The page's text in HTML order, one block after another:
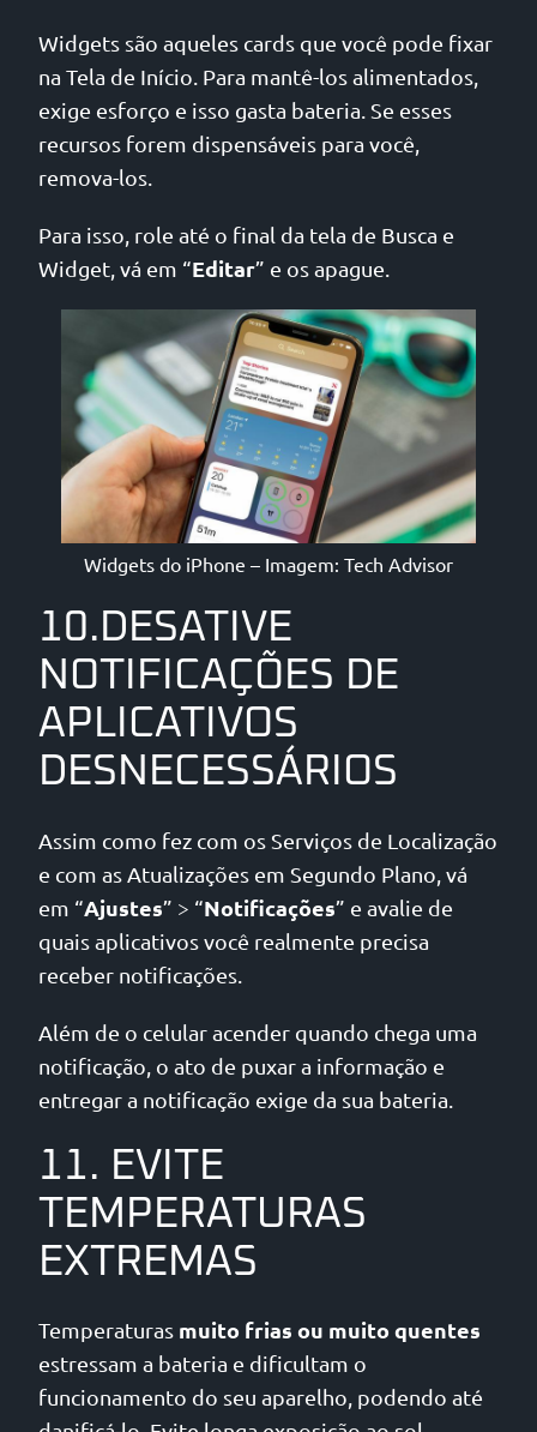
Widgets são aqueles cards que você pode fixar
na Tela de Início. Para mantê-los alimentados,
exige esforço e isso gasta bateria. Se esses
recursos forem dispensáveis para você,
remova-los.
Para isso, role até o final da tela de Busca e
Widget, vá em “Editar” e os apague.
Widgets do iPhone – Imagem: Tech Advisor
10.DESATIVE
NOTIFICAÇÕES DE
APLICATIVOS
DESNECESSÁRIOS
Assim como fez com os Serviços de Localização
e com as Atualizações em Segundo Plano, vá
em “Ajustes” > “Notificações” e avalie de
quais aplicativos você realmente precisa
receber notificações.
Além de o celular acender quando chega uma
notificação, o ato de puxar a informação e
entregar a notificação exige da sua bateria.
11. EVITE
TEMPERATURAS
EXTREMAS
Temperaturas muito frias ou muito quentes
estressam a bateria e dificultam o
funcionamento do seu aparelho, podendo até